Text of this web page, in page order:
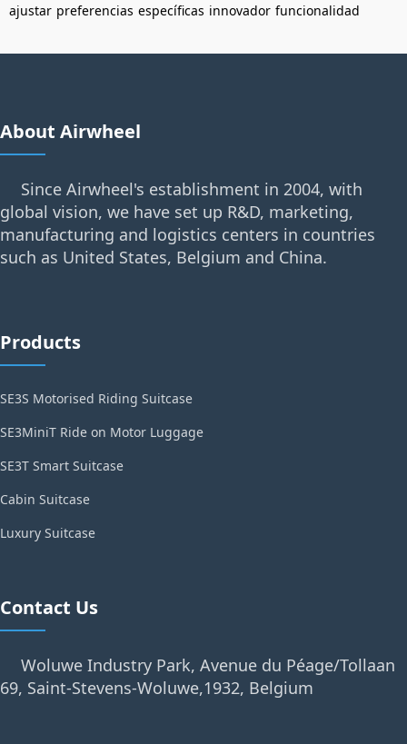
ajustar preferencias específicas innovador funcionalidad
About Airwheel
Since Airwheel's establishment in 2004, with
global vision, we have set up R&D, marketing,
manufacturing and logistics centers in countries
such as United States, Belgium and China.
Products
SE3S Motorised Riding Suitcase
SE3MiniT Ride on Motor Luggage
SE3T Smart Suitcase
Cabin Suitcase
Luxury Suitcase
Contact Us
Woluwe Industry Park, Avenue du Péage/Tollaan
69, Saint-Stevens-Woluwe,1932, Belgium